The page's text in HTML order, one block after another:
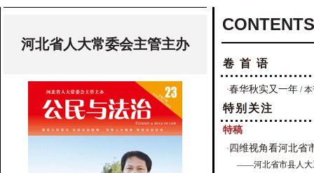
河北省人大常委会主管主办
卷 首 语
·春华秋实又一年 /
特别关注
特稿
· 四维视角看河北省
——河北省市县人大